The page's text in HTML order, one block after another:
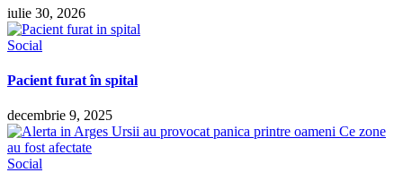
iulie 30, 2026
Social
Pacient furat în spital
decembrie 9, 2025
Social